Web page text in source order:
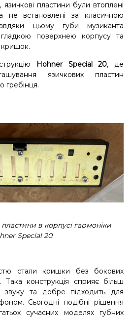
язичкові пластини були втоплені
не встановлені за класичною
цьому губи музиканта
поверхнею корпусу та
кришок.
Hohner Special 20, де
язичкових пластин
гребінця.
пластини в корпусі гармоніки
Special 20
стали кришки без бокових
Така конструкція сприяє більш
звуку та добре підходить для
Сьогодні подібні рішення
сучасних моделях губних